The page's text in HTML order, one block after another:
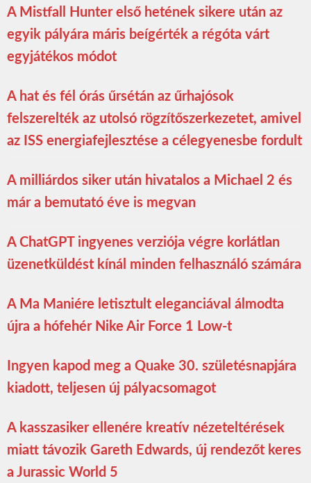
A Mistfall Hunter első hetének sikere után az
egyik pályára máris beígérték a régóta várt
egyjátékos módot
A hat és fél órás űrsétán az űrhajósok
felszerelték az utolsó rögzítőszerkezetet, amivel
az ISS energiafejlesztése a célegyenesbe fordult
A milliárdos siker után hivatalos a Michael 2 és
már a bemutató éve is megvan
A ChatGPT ingyenes verziója végre korlátlan
üzenetküldést kínál minden felhasználó számára
A Ma Maniére letisztult eleganciával álmodta
újra a hófehér Nike Air Force 1 Low-t
Ingyen kapod meg a Quake 30. születésnapjára
kiadott, teljesen új pályacsomagot
A kasszasiker ellenére kreatív nézeteltérések
miatt távozik Gareth Edwards, új rendezőt keres
a Jurassic World 5